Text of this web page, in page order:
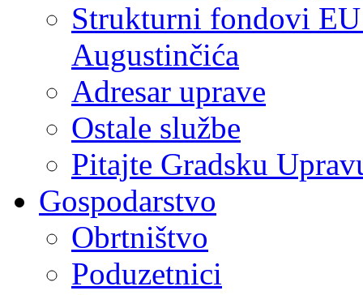
Strukturni fondovi
Augustinčića
Adresar uprave
Ostale službe
Pitajte Gradsku
Gospodarstvo
Obrtništvo
Poduzetnici